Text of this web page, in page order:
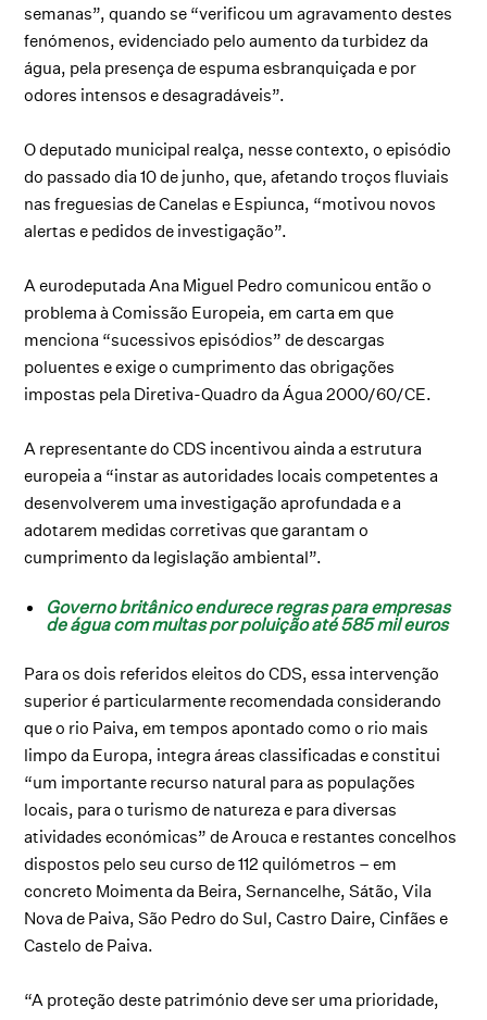
semanas”, quando se “verificou um agravamento destes
fenómenos, evidenciado pelo aumento da turbidez da
água, pela presença de espuma esbranquiçada e por
odores intensos e desagradáveis”.
O deputado municipal realça, nesse contexto, o episódio
do passado dia 10 de junho, que, afetando troços fluviais
nas freguesias de Canelas e Espiunca, “motivou novos
alertas e pedidos de investigação”.
A eurodeputada Ana Miguel Pedro comunicou então o
problema à Comissão Europeia, em carta em que
menciona “sucessivos episódios” de descargas
poluentes e exige o cumprimento das obrigações
impostas pela Diretiva-Quadro da Água 2000/60/CE.
A representante do CDS incentivou ainda a estrutura
europeia a “instar as autoridades locais competentes a
desenvolverem uma investigação aprofundada e a
adotarem medidas corretivas que garantam o
cumprimento da legislação ambiental”.
Governo britânico endurece regras para empresas
de água com multas por poluição até 585 mil euros
Para os dois referidos eleitos do CDS, essa intervenção
superior é particularmente recomendada considerando
que o rio Paiva, em tempos apontado como o rio mais
limpo da Europa, integra áreas classificadas e constitui
“um importante recurso natural para as populações
locais, para o turismo de natureza e para diversas
atividades económicas” de Arouca e restantes concelhos
dispostos pelo seu curso de 112 quilómetros – em
concreto Moimenta da Beira, Sernancelhe, Sátão, Vila
Nova de Paiva, São Pedro do Sul, Castro Daire, Cinfães e
Castelo de Paiva.
“A proteção deste património deve ser uma prioridade,